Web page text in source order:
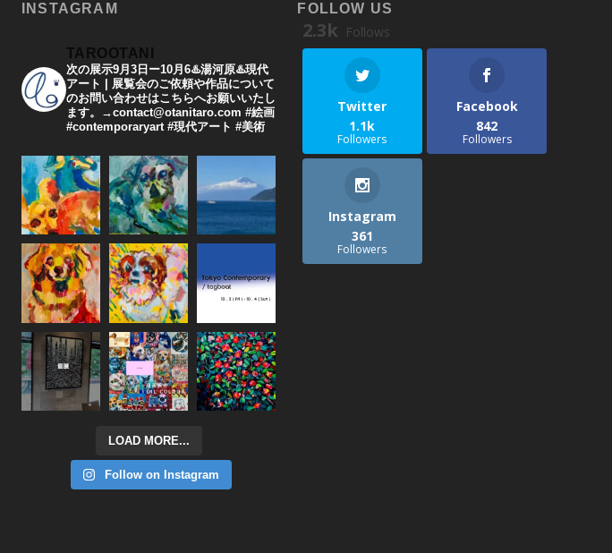
INSTAGRAM
TAROOTANI
次の展示9月3日ー10月6♨️湯河原♨️現代
アート | 展覧会のご依頼や作品について
のお問い合わせはこちらへお願いいたし
ます。→contact@otanitaro.com #絵画
#contemporaryart #現代アート #美術
LOAD MORE...
Follow on Instagram
FOLLOW US
2.3k Follows
Twitter
1.1k
Followers
Facebook
842
Followers
Instagram
361
Followers